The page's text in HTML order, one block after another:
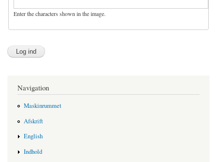
Enter the characters shown in the image.
Navigation
Maskinrummet
Afskrift
English
Indhold